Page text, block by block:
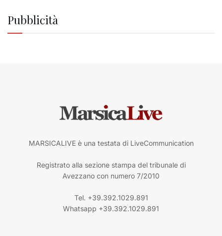
Pubblicità
MARSICALIVE è una testata di LiveCommunication
Registrato alla sezione stampa del tribunale di
Avezzano con numero 7/2010
Tel. +39.392.1029.891
Whatsapp +39.392.1029.891